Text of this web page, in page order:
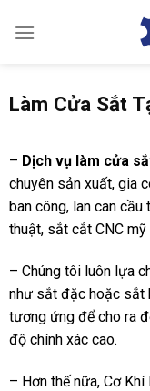
Làm Cửa Sắt
– Dịch vụ làm cửa
chuyên sản xuất, gia
ban công, lan can
thuật, sắt cắt CNC
– Chúng tôi luôn lựa
như sắt đặc hoặc sắt
tương ứng để cho ra
độ chính xác cao.
– Hơn thế nữa, Cơ